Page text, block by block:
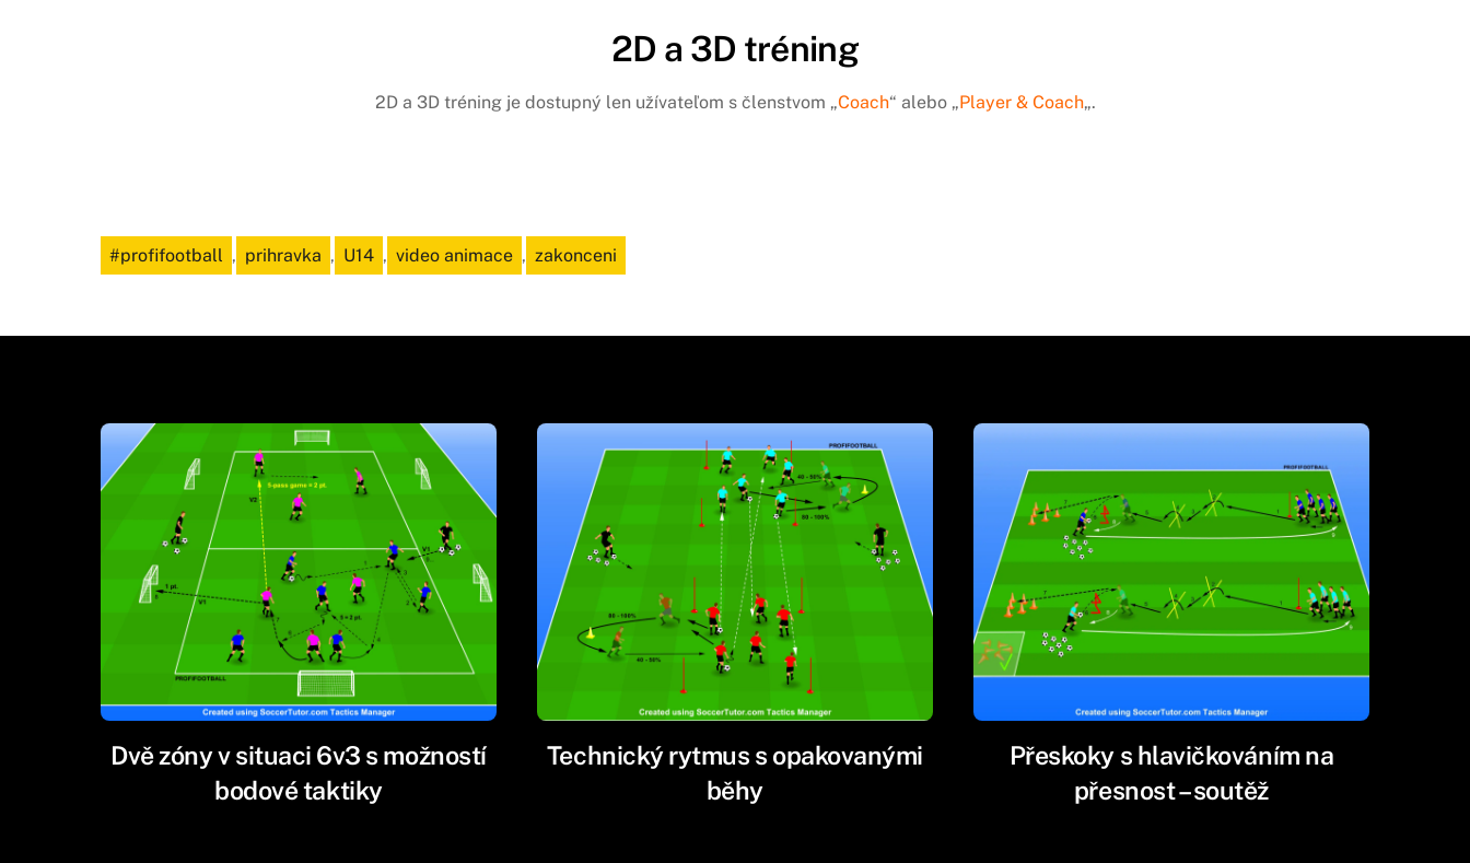
2D a 3D tréning
2D a 3D tréning je dostupný len užívateľom s členstvom „Coach“ alebo „Player & Coach„.
#profifootball , prihravka , U14 , video animace , zakonceni
Dvě zóny v situaci 6v3 s možností
bodové taktiky
Technický rytmus s opakovanými
běhy
Přeskoky s hlavičkováním na
přesnost – soutěž